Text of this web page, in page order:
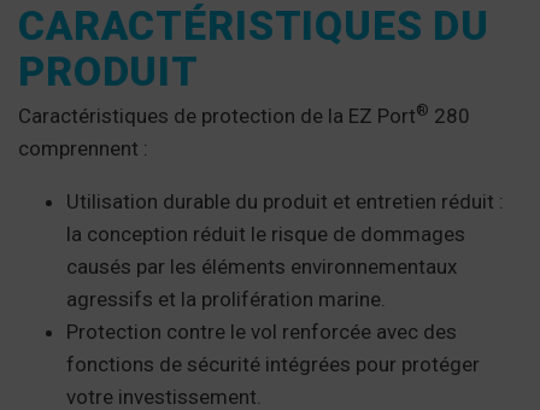
CARACTÉRISTIQUES DU
PRODUIT
Caractéristiques de protection de la EZ Port® 280
comprennent :
Utilisation durable du produit et entretien réduit :
la conception réduit le risque de dommages
causés par les éléments environnementaux
agressifs et la prolifération marine.
Protection contre le vol renforcée avec des
fonctions de sécurité intégrées pour protéger
votre investissement.